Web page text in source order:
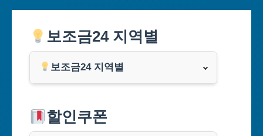
보조금24 지역별
보조금24 지역별
부산광역시
할인쿠폰